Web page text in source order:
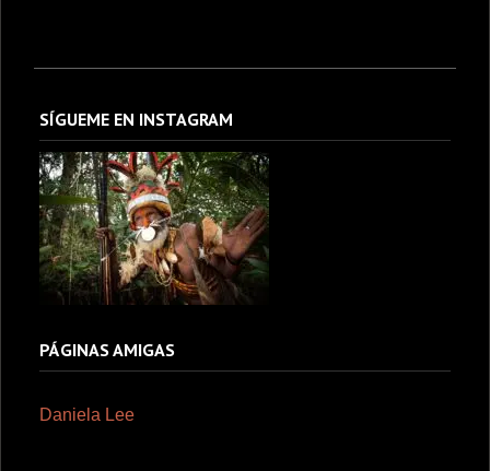
SÍGUEME EN INSTAGRAM
PÁGINAS AMIGAS
Daniela Lee